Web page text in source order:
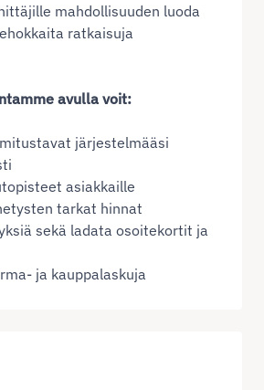
mahdollisuuden luoda
ratkaisuja
avulla voit:
järjestelmääsi
asiakkaille
tarkat hinnat
sekä ladata osoitekortit ja
ja kauppalaskuja